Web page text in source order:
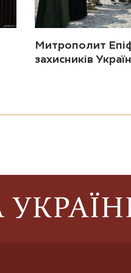
Митрополит
захисників